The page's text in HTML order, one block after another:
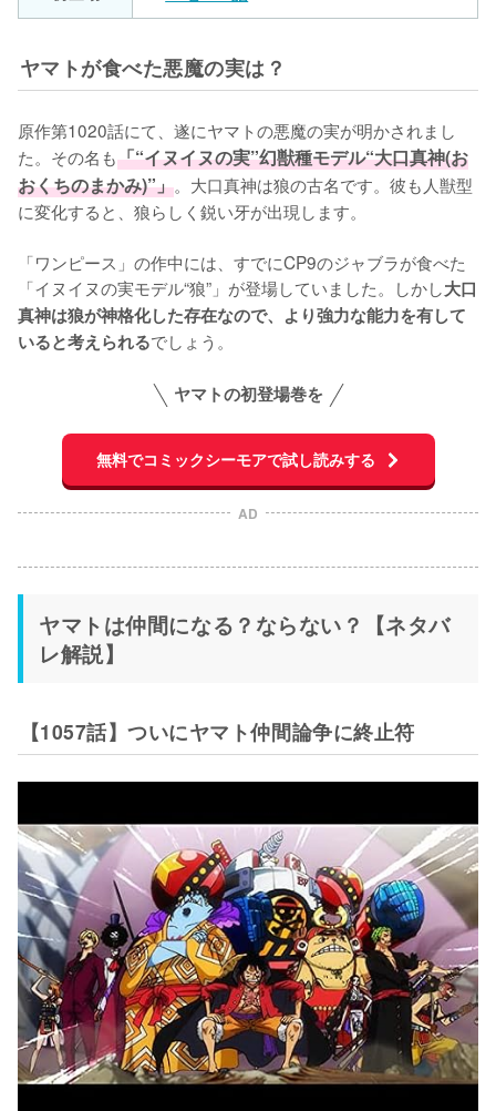
ヤマトが食べた悪魔の実は？
原作第1020話にて、遂にヤマトの悪魔の実が明かされまし
た。その名も「“イヌイヌの実”幻獣種モデル“大口真神(お
おくちのまかみ)”」。大口真神は狼の古名です。彼も人獣型
に変化すると、狼らしく鋭い牙が出現します。
「ワンピース」の作中には、すでにCP9のジャブラが食べた
「イヌイヌの実モデル“狼”」が登場していました。しかし大口
真神は狼が神格化した存在なので、より強力な能力を有して
いると考えられるでしょう。
ヤマトの初登場巻を
無料でコミックシーモアで試し読みする
AD
ヤマトは仲間になる？ならない？【ネタバ
レ解説】
【1057話】ついにヤマト仲間論争に終止符